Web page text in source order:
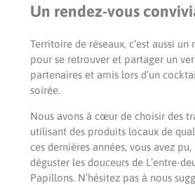
Un rendez-vous
Territoire de réseaux, c’est aussi
pour se retrouver et partager un
partenaires et amis lors d’un
soirée.
Nous avons à cœur de choisir des
utilisant des produits locaux de
ces dernières années, vous avez
déguster les douceurs de L’entre-
Papillons. N’hésitez pas à nous